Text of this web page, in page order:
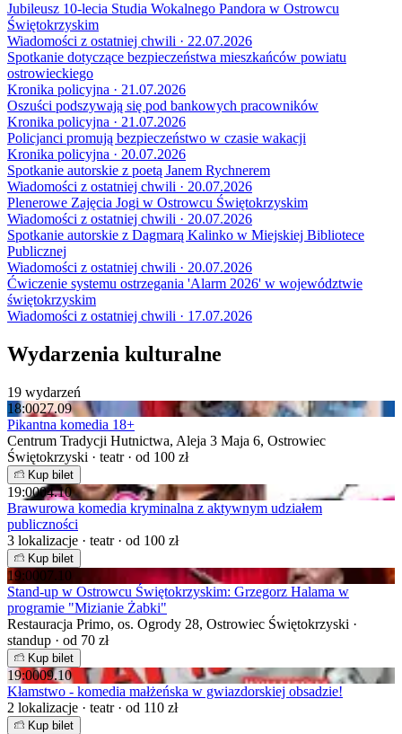
Jubileusz 10-lecia Studia Wokalnego Pandora w Ostrowcu
Świętokrzyskim
Wiadomości z ostatniej chwili · 22.07.2026
Spotkanie dotyczące bezpieczeństwa mieszkańców powiatu
ostrowieckiego
Kronika policyjna · 21.07.2026
Oszuści podszywają się pod bankowych pracowników
Kronika policyjna · 21.07.2026
Policjanci promują bezpieczeństwo w czasie wakacji
Kronika policyjna · 20.07.2026
Spotkanie autorskie z poetą Janem Rychnerem
Wiadomości z ostatniej chwili · 20.07.2026
Plenerowe Zajęcia Jogi w Ostrowcu Świętokrzyskim
Wiadomości z ostatniej chwili · 20.07.2026
Spotkanie autorskie z Dagmarą Kalinko w Miejskiej Bibliotece
Publicznej
Wiadomości z ostatniej chwili · 20.07.2026
Ćwiczenie systemu ostrzegania 'Alarm 2026' w województwie
świętokrzyskim
Wiadomości z ostatniej chwili · 17.07.2026
Wydarzenia kulturalne
19 wydarzeń
18:0027.09
Pikantna komedia 18+
Centrum Tradycji Hutnictwa, Aleja 3 Maja 6, Ostrowiec
Świętokrzyski · teatr · od 100 zł
Kup bilet
19:0004.10
Brawurowa komedia kryminalna z aktywnym udziałem
publiczności
3 lokalizacje · teatr · od 100 zł
Kup bilet
19:0007.10
Stand-up w Ostrowcu Świętokrzyskim: Grzegorz Halama w
programie "Mizianie Żabki"
Restauracja Primo, os. Ogrody 28, Ostrowiec Świętokrzyski ·
standup · od 70 zł
Kup bilet
19:0009.10
Kłamstwo - komedia małżeńska w gwiazdorskiej obsadzie!
2 lokalizacje · teatr · od 110 zł
Kup bilet